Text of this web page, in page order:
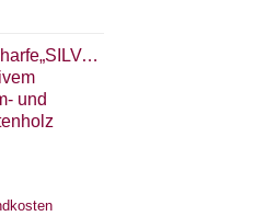
und